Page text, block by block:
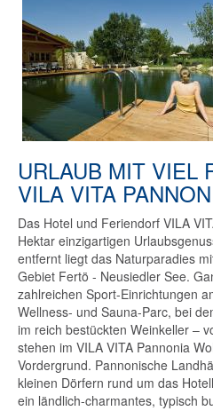
URLAUB MIT VIEL
VILA VITA
Das Hotel und Feriendorf VILA
Hektar einzigartigen
entfernt liegt das Naturparadies
Gebiet Fertö - Neusiedler See.
zahlreichen Sport-Einrichtungen
Wellness- und Sauna-Parc, bei
im reich bestückten Weinkeller –
stehen im VILA VITA Pannonia
Vordergrund. Pannonische
kleinen Dörfern rund um das
ein ländlich-charmantes, typisch